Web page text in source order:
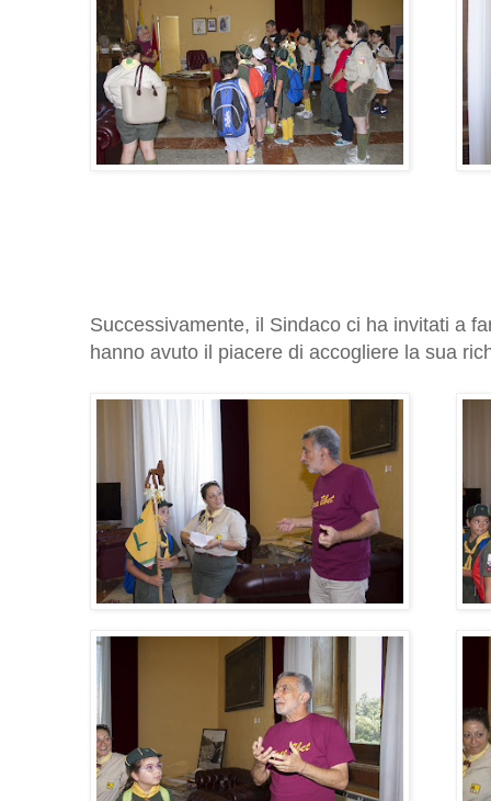
Successivamente, il Sindaco ci ha invitati a
hanno avuto il piacere di accogliere la sua